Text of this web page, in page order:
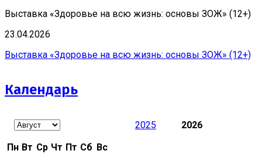
Выставка «Здоровье на всю жизнь: основы ЗОЖ» (12+)
23.04.2026
Выставка «Здоровье на всю жизнь: основы ЗОЖ» (12+)
Календарь
2025 2026
Пн Вт Ср Чт Пт Сб Вс